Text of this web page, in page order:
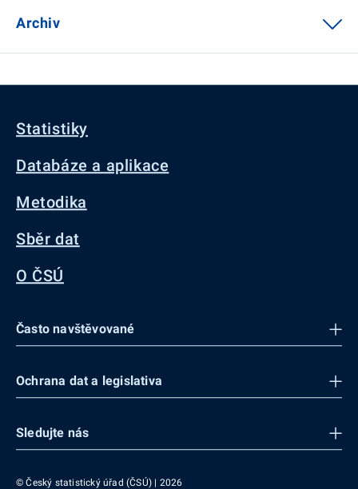
Archiv
Statistiky
Databáze a aplikace
Metodika
Sběr dat
O ČSÚ
Často navštěvované
Ochrana dat a legislativa
Sledujte nás
© Český statistický úřad (ČSÚ) | 2026